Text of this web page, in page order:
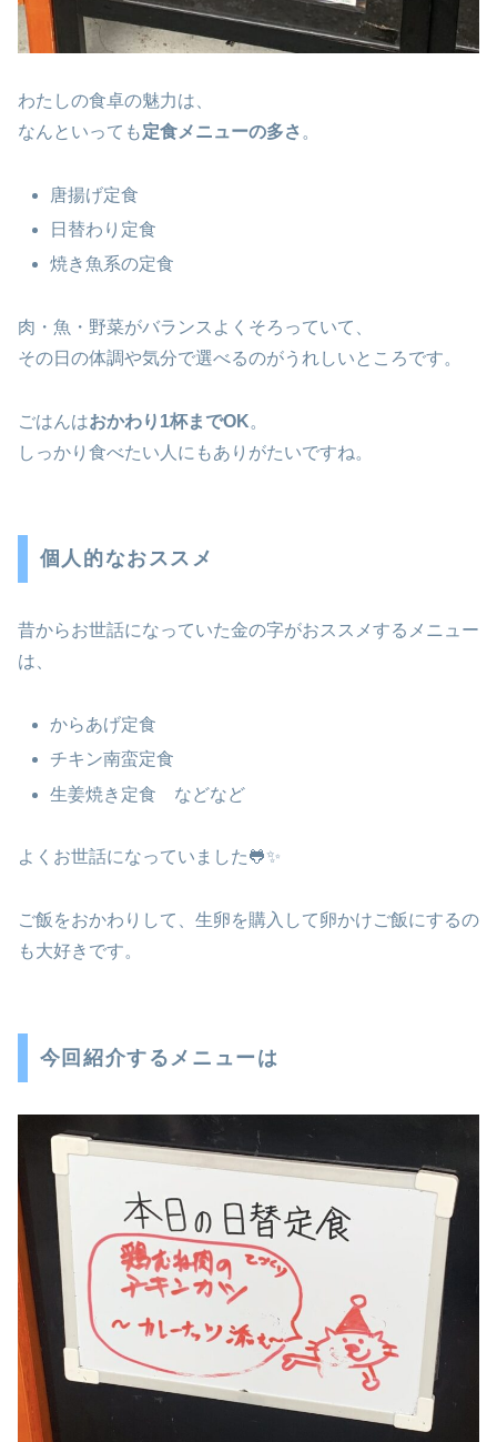
わたしの食卓の魅力は、
なんといっても定食メニューの多さ 。
唐揚げ定食
日替わり定食
焼き魚系の定食
肉・魚・野菜がバランスよくそろっていて、
その日の体調や気分で選べるのがうれしいところです。
ごはんはおかわり1杯までOK。
しっかり食べたい人にもありがたいですね。
個人的なおススメ
昔からお世話になっていた金の字がおススメするメニュー
は、
からあげ定食
チキン南蛮定食
生姜焼き定食 などなど
よくお世話になっていました🐸✨
ご飯をおかわりして、生卵を購入して卵かけご飯にするの
も大好きです。
今回紹介するメニューは